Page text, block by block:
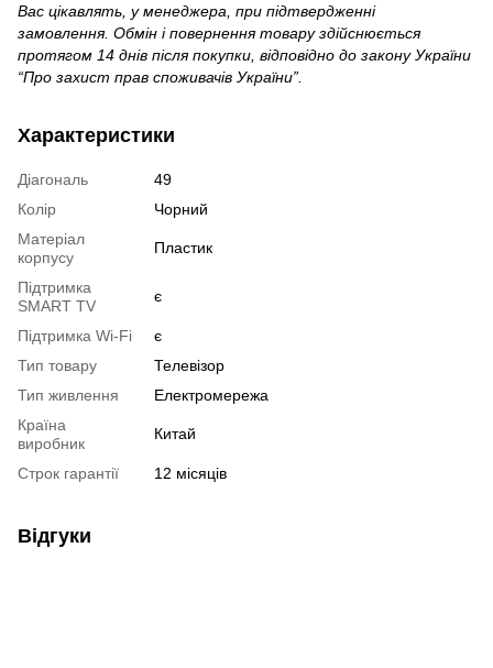
Вас цікавлять, у менеджера, при підтвердженні
замовлення. Обмін і повернення товару здійснюється
протягом 14 днів після покупки, відповідно до закону України
“Про захист прав споживачів України”.
Характеристики
Діагональ
49
Колір
Чорний
Матеріал
корпусу
Пластик
Підтримка
SMART TV
є
Підтримка Wi-Fi
є
Тип товару
Телевізор
Тип живлення
Електромережа
Країна
виробник
Китай
Строк гарантії 12 місяців
Відгуки